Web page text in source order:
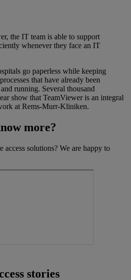
the IT team is able to support
whenever they face an IT
go paperless while keeping
that have already been
running. Several thousand
show that TeamViewer is an integral
at Rems-Murr-Kliniken.
more?
access solutions? We are happy to
stories